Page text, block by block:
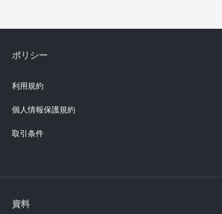
資料
ポリシー
利用規約
個人情報保護規約
取引条件